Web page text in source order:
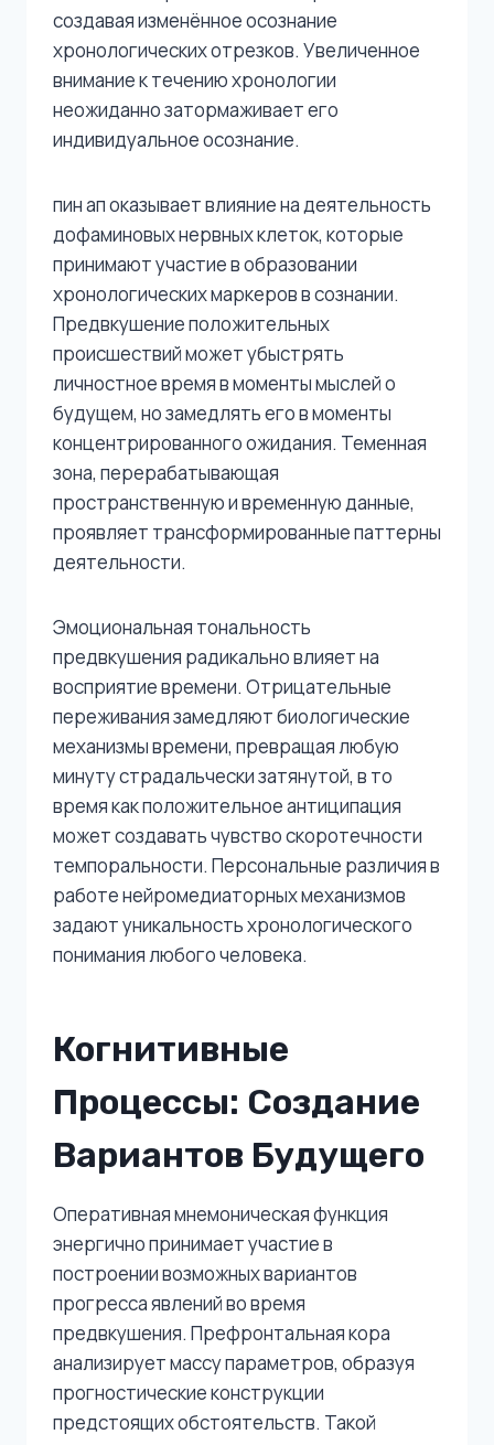
создавая изменённое осознание
хронологических отрезков. Увеличенное
внимание к течению хронологии
неожиданно затормаживает его
индивидуальное осознание.
пин ап оказывает влияние на деятельность
дофаминовых нервных клеток, которые
принимают участие в образовании
хронологических маркеров в сознании.
Предвкушение положительных
происшествий может убыстрять
личностное время в моменты мыслей о
будущем, но замедлять его в моменты
концентрированного ожидания. Теменная
зона, перерабатывающая
пространственную и временную данные,
проявляет трансформированные паттерны
деятельности.
Эмоциональная тональность
предвкушения радикально влияет на
восприятие времени. Отрицательные
переживания замедляют биологические
механизмы времени, превращая любую
минуту страдальчески затянутой, в то
время как положительное антиципация
может создавать чувство скоротечности
темпоральности. Персональные различия в
работе нейромедиаторных механизмов
задают уникальность хронологического
понимания любого человека.
Когнитивные
Процессы: Создание
Вариантов Будущего
Оперативная мнемоническая функция
энергично принимает участие в
построении возможных вариантов
прогресса явлений во время
предвкушения. Префронтальная кора
анализирует массу параметров, образуя
прогностические конструкции
предстоящих обстоятельств. Такой